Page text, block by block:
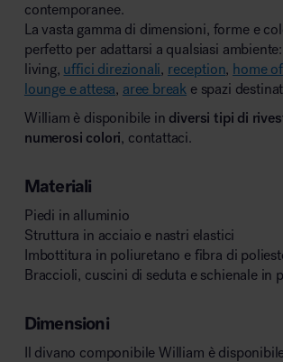
contemporanee.
La vasta gamma di dimensioni, forme e
perfetto per adattarsi a qualsiasi
living, uffici direzionali, reception, home
lounge e attesa, aree break e spazi
William è disponibile in diversi tipi di
numerosi colori, contattaci.
Materiali
Piedi in alluminio
Struttura in acciaio e nastri elastici
Imbottitura in poliuretano e fibra di
Braccioli, cuscini di seduta e schienale in
Dimensioni
Il divano componibile William è